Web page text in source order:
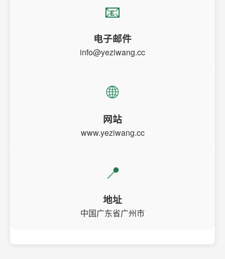
📧
电子邮件
info@yeziwang.cc
🌐
网站
www.yeziwang.cc
📍
地址
中国广东省广州市